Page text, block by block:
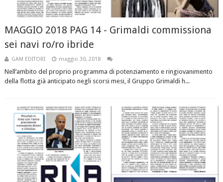
MAGGIO 2018 PAG 14 - Grimaldi commissiona
sei navi ro/ro ibride
GAM EDITORI maggio 30, 2018
Nell’ambito del proprio programma di potenziamento e ringiovanimento
della flotta già anticipato negli scorsi mesi, il Gruppo Grimaldi h...